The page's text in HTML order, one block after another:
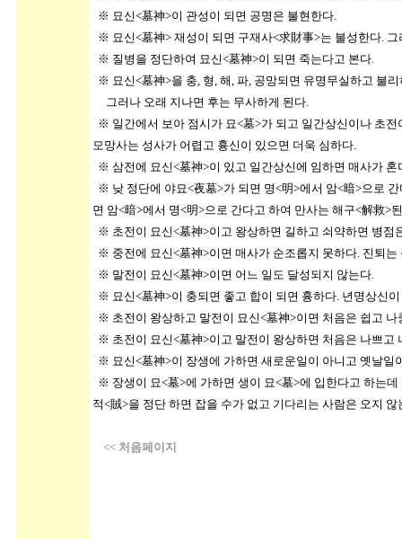
※ 묘신<墓神>이 관성이 되면 공명은 불현한다.
※ 묘신<墓神> 재성이 되면 구재사<求財事>는 불성한다.
※ 질병을 정단하여 묘신<墓神>이 되면 죽는다고 본다.
※ 묘신<墓神>을 충, 형, 해, 파, 공망되면 유명무실하고
그러나 오래 지나면 후는 무사하게 된다.
※ 일간에서 보아 점시가 묘<墓>가 되고 일간상신이나 초
모망사는 성사가 어렵고 흉신이 있으면 더욱 심하
※ 삼전에 묘신<墓神>이 있고 일간상신에 임하면 매사가
※ 낮 정단에 야묘<夜墓>가 되면 명<明>에서 암<暗>으로
면 암<暗>에서 명<明>으로 간다고 하여 만사는 해구<解救>
※ 초전이 묘신<墓神>이고 왕상하면 길하고 쇠약하면 병점
※ 중전에 묘신<墓神>이면 매사가 순조롭지 못하다. 진퇴는
※ 말전이 묘신<墓神>이면 어느 일도 달성되지 않는다.
※ 묘신<墓神>이 충되면 좋고 합이 되면 흉하다. 년명상신
※ 초전이 왕상하고 말전이 묘신<墓神>이면 처음은 쉽고 나
※ 초전이 묘신<墓神>이고 말전이 왕상하면 처음은 나쁘고
※ 묘신<墓神>이 장생에 가하면 새로운일이 아니고 옛날일
※ 장생이 묘<墓>에 가하면 생이 묘<墓>에 입한다고 하는
적<賊>을 정단 하면 잡을 수가 없고 기다리는 사람은 오지 않
<< 처음페이지